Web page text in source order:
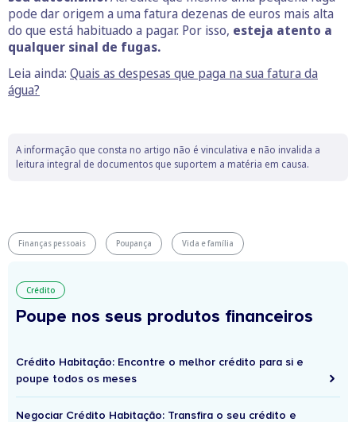
pode dar origem a uma fatura dezenas de euros mais alta
do que está habituado a pagar. Por isso, esteja atento a
qualquer sinal de fugas.
Leia ainda: Quais as despesas que paga na sua fatura da
água?
A informação que consta no artigo não é vinculativa e não invalida a
leitura integral de documentos que suportem a matéria em causa.
Finanças pessoais Poupança Vida e família
Crédito
Poupe nos seus produtos financeiros
Crédito Habitação: Encontre o melhor crédito para si e
poupe todos os meses
Negociar Crédito Habitação: Transfira o seu crédito e